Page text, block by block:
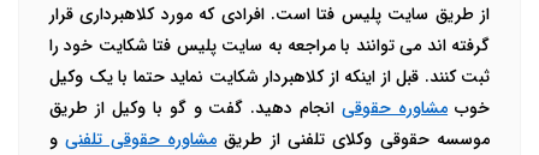
از طریق سایت پلیس فتا است. افرادی که مورد کلاهبرداری قرار
گرفته اند می توانند با مراجعه به سایت پلیس فتا شکایت خود را
ثبت کنند. قبل از اینکه از کلاهبردار شکایت نماید حتما با یک وکیل
خوبمشاوره حقوقیانجام دهید. گفت و گو با وکیل از طریق
موسسه حقوقی وکلای تلفنی از طریق مشاوره حقوقی تلفنیو